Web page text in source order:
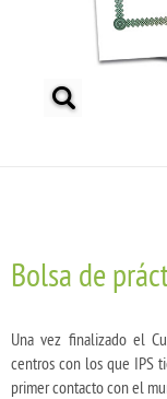
Bolsa de
Una vez finalizado el
centros con los que IPS
primer contacto con el